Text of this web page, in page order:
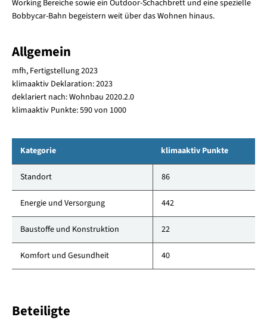
Working Bereiche sowie ein Outdoor-Schachbrett und eine spezielle
Bobbycar-Bahn begeistern weit über das Wohnen hinaus.
Allgemein
mfh, Fertigstellung 2023
klimaaktiv Deklaration: 2023
deklariert nach: Wohnbau 2020.2.0
klimaaktiv Punkte: 590 von 1000
Kategorie klimaaktiv Punkte
Standort 86
Energie und Versorgung 442
Baustoffe und Konstruktion 22
Komfort und Gesundheit 40
Beteiligte